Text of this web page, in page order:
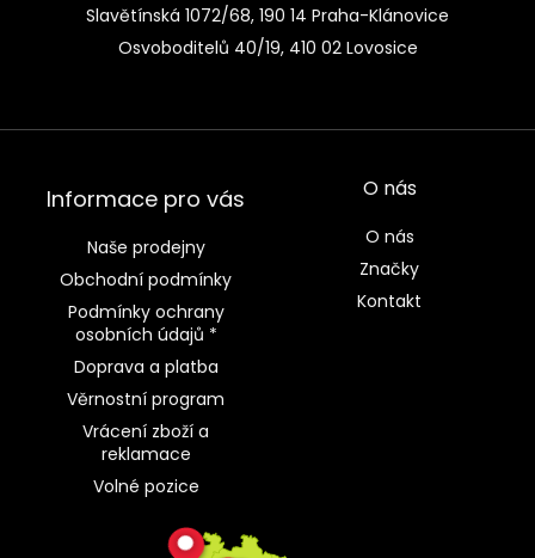
Slavětínská 1072/68, 190 14 Praha-Klánovice
Osvoboditelů 40/19, 410 02 Lovosice
Informace pro vás
Naše prodejny
Obchodní podmínky
Podmínky ochrany
osobních údajů *
Doprava a platba
Věrnostní program
Vrácení zboží a
reklamace
Volné pozice
O nás
O nás
Značky
Kontakt